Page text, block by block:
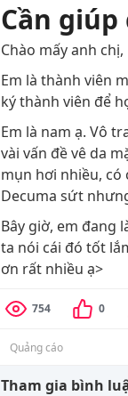
Cần
Chào mấy anh chị,
Em là thành viên
ký thành viên để
Em là nam ạ. Vô
vài vấn đề vê da
mụn hơi nhiều, có
Decuma sứt
Bây giờ, em đang
ta nói cái đó tốt
ơn rất nhiều ạ>
754 0
Quảng cáo
Tham gia bình